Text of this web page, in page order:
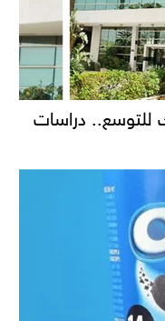
للتوسع.. دراسات